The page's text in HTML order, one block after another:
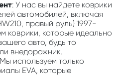
: У нас вы найдете коврики
автомобилей, включая
правый руль) 1997-
коврики, которые идеально
авто, будь то
внедорожник.
используем только
EVA, которые